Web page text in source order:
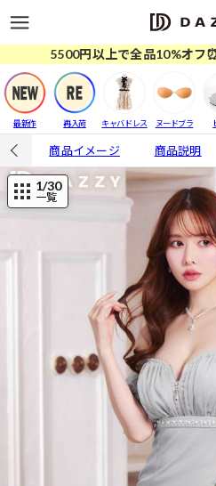
5500円以上で全品10%オフ
最新作 再入荷 キャバドレス ヌードブラ
商品イメージ 商品説明
1/30
一覧